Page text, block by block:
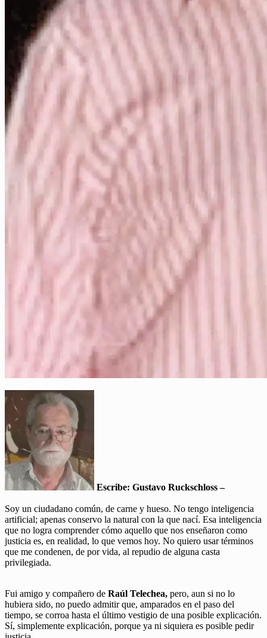
Escribe: Gustavo Ruckschloss –
Soy un ciudadano común, de carne y hueso. No tengo inteligencia
artificial; apenas conservo la natural con la que nací. Esa inteligencia
que no logra comprender cómo aquello que nos enseñaron como
justicia es, en realidad, lo que vemos hoy. No quiero usar términos
que me condenen, de por vida, al repudio de alguna casta
privilegiada.
Fui amigo y compañero de Raúl Telechea, pero, aun si no lo
hubiera sido, no puedo admitir que, amparados en el paso del
tiempo, se corroa hasta el último vestigio de una posible explicación.
Sí, simplemente explicación, porque ya ni siquiera es posible pedir